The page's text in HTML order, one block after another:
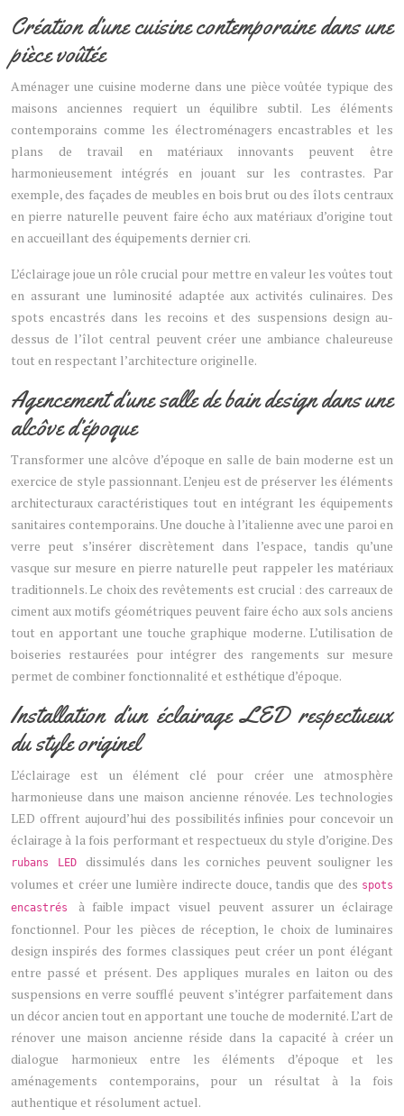
Création d’une cuisine contemporaine dans une
pièce voûtée
Aménager une cuisine moderne dans une pièce voûtée typique des
maisons anciennes requiert un équilibre subtil. Les éléments
contemporains comme les électroménagers encastrables et les
plans de travail en matériaux innovants peuvent être
harmonieusement intégrés en jouant sur les contrastes. Par
exemple, des façades de meubles en bois brut ou des îlots centraux
en pierre naturelle peuvent faire écho aux matériaux d’origine tout
en accueillant des équipements dernier cri.
L’éclairage joue un rôle crucial pour mettre en valeur les voûtes tout
en assurant une luminosité adaptée aux activités culinaires. Des
spots encastrés dans les recoins et des suspensions design au-
dessus de l’îlot central peuvent créer une ambiance chaleureuse
tout en respectant l’architecture originelle.
Agencement d’une salle de bain design dans une
alcôve d’époque
Transformer une alcôve d’époque en salle de bain moderne est un
exercice de style passionnant. L’enjeu est de préserver les éléments
architecturaux caractéristiques tout en intégrant les équipements
sanitaires contemporains. Une douche à l’italienne avec une paroi en
verre peut s’insérer discrètement dans l’espace, tandis qu’une
vasque sur mesure en pierre naturelle peut rappeler les matériaux
traditionnels. Le choix des revêtements est crucial : des carreaux de
ciment aux motifs géométriques peuvent faire écho aux sols anciens
tout en apportant une touche graphique moderne. L’utilisation de
boiseries restaurées pour intégrer des rangements sur mesure
permet de combiner fonctionnalité et esthétique d’époque.
Installation d’un éclairage LED respectueux
du style originel
L’éclairage est un élément clé pour créer une atmosphère
harmonieuse dans une maison ancienne rénovée. Les technologies
LED offrent aujourd’hui des possibilités infinies pour concevoir un
éclairage à la fois performant et respectueux du style d’origine. Des
rubans LED dissimulés dans les corniches peuvent souligner les
volumes et créer une lumière indirecte douce, tandis que des spots
encastrés à faible impact visuel peuvent assurer un éclairage
fonctionnel. Pour les pièces de réception, le choix de luminaires
design inspirés des formes classiques peut créer un pont élégant
entre passé et présent. Des appliques murales en laiton ou des
suspensions en verre soufflé peuvent s’intégrer parfaitement dans
un décor ancien tout en apportant une touche de modernité. L’art de
rénover une maison ancienne réside dans la capacité à créer un
dialogue harmonieux entre les éléments d’époque et les
aménagements contemporains, pour un résultat à la fois
authentique et résolument actuel.